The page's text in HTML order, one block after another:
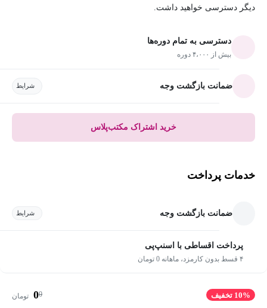
دیگر دسترسی خواهید داشت.
دسترسی به تمام دوره‌ها
بیش از ۴،۰۰۰ دوره
ضمانت بازگشت وجه شرایط
خرید اشتراک مکتب‌پلاس
خدمات پرداخت
ضمانت بازگشت وجه شرایط
پرداخت اقساطی با اسنپ‌پی
۴ قسط بدون کارمزد، ماهانه 0 تومان
10% تخفیف 0
0 تومان